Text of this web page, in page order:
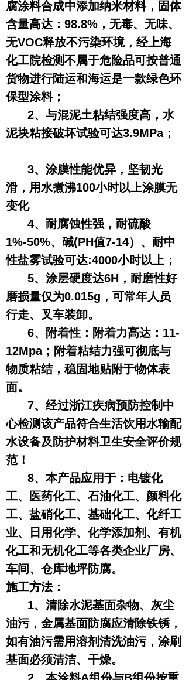
腐涂料合成中添加纳米材料，固体
含量高达：98.8%，无毒、无味、
无VOC释放不污染环境，经上海
化工院检测不属于危险品可按普通
货物进行陆运和海运是一款绿色环
保型涂料；
2、与混泥土粘结强度高，水
泥块粘接破坏试验可达3.9MPa；
3、涂膜性能优异，坚韧光
滑，用水煮沸100小时以上涂膜无
变化
4、耐腐蚀性强，耐硫酸
1%-50%、碱(PH值7-14）、耐中
性盐雾试验可达:4000小时以上；
5、涂层硬度达6H，耐磨性好
磨损量仅为0.015g，可常年人员
行走、叉车装卸。
6、附着性：附着力高达：11-
12Mpa；附着粘结力强可彻底与
物质粘结，稳固地贴附于物体表
面。
7、经过浙江疾病预防控制中
心检测该产品符合生活饮用水输配
水设备及防护材料卫生安全评价规
范！
8、本产品应用于：电镀化
工、医药化工、石油化工、颜料化
工、盐硝化工、基础化工、化纤工
业、日用化学、化学添加剂、有机
化工和无机化工等各类企业厂房、
车间、仓库地坪防腐。
施工方法：
1、清除水泥基面杂物、灰尘
油污，金属基面防腐应清除铁锈，
如有油污需用溶剂清洗油污，涂刷
基面必须清洁、干燥。